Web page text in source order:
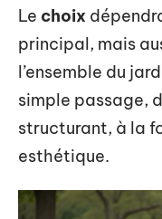
Le choix
principal, mais
l’ensemble du
simple passage,
structurant, à la
esthétique.